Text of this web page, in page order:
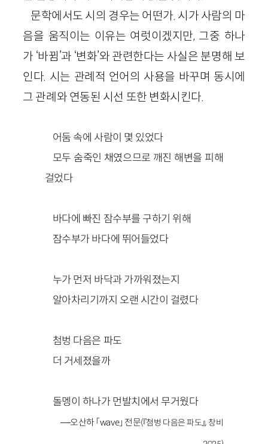
문학에서도 시의 경우는 어떤가. 시가 사람의 마
음을 움직이는 이유는 여럿이겠지만, 그중 하나
가 ‘바뀜’과 ‘변화’와 관련한다는 사실은 분명해 보
인다. 시는 관례적 언어의 사용을 바꾸며 동시에
그 관례와 연동된 시선 또한 변화시킨다.
어둠 속에 사람이 몇 있었다
모두 숨죽인 채였으므로 깨진 해변을 피해
걸었다
바다에 빠진 잠수부를 구하기 위해
잠수부가 바다에 뛰어들었다
누가 먼저 바닥과 가까워졌는지
알아차리기까지 오랜 시간이 걸렸다
첨벙 다음은 파도
더 거세졌을까
돌멩이 하나가 먼발치에서 무거웠다
—오산하「wave」 전문(『첨벙 다음은 파도』, 창비